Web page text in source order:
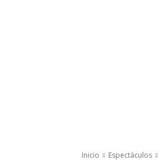
Inicio Espectáculos